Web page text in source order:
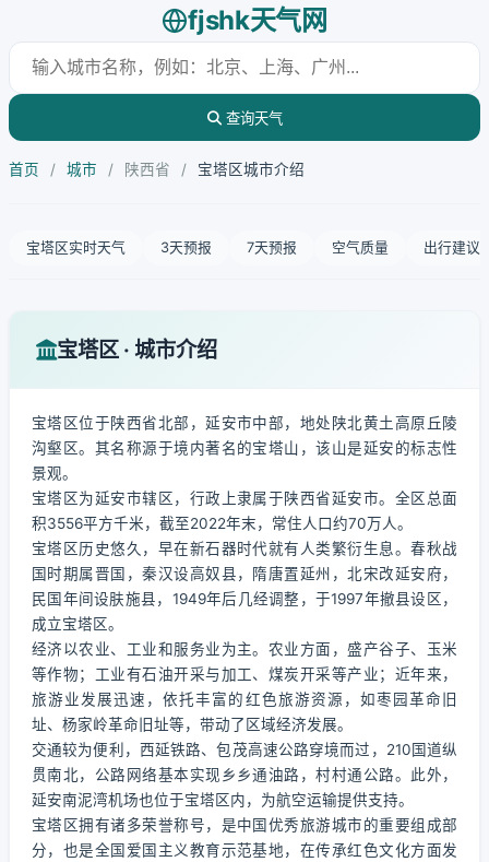
fjshk天气网
查询天气
首页 / 城市 / 陕西省 / 宝塔区城市介绍
宝塔区实时天气 3天预报 7天预报 空气质量 出行建议
宝塔区 · 城市介绍
宝塔区位于陕西省北部，延安市中部，地处陕北黄土高原丘陵
沟壑区。其名称源于境内著名的宝塔山，该山是延安的标志性
景观。
宝塔区为延安市辖区，行政上隶属于陕西省延安市。全区总面
积3556平方千米，截至2022年末，常住人口约70万人。
宝塔区历史悠久，早在新石器时代就有人类繁衍生息。春秋战
国时期属晋国，秦汉设高奴县，隋唐置延州，北宋改延安府，
民国年间设肤施县，1949年后几经调整，于1997年撤县设区，
成立宝塔区。
经济以农业、工业和服务业为主。农业方面，盛产谷子、玉米
等作物；工业有石油开采与加工、煤炭开采等产业；近年来，
旅游业发展迅速，依托丰富的红色旅游资源，如枣园革命旧
址、杨家岭革命旧址等，带动了区域经济发展。
交通较为便利，西延铁路、包茂高速公路穿境而过，210国道纵
贯南北，公路网络基本实现乡乡通油路，村村通公路。此外，
延安南泥湾机场也位于宝塔区内，为航空运输提供支持。
宝塔区拥有诸多荣誉称号，是中国优秀旅游城市的重要组成部
分，也是全国爱国主义教育示范基地，在传承红色文化方面发